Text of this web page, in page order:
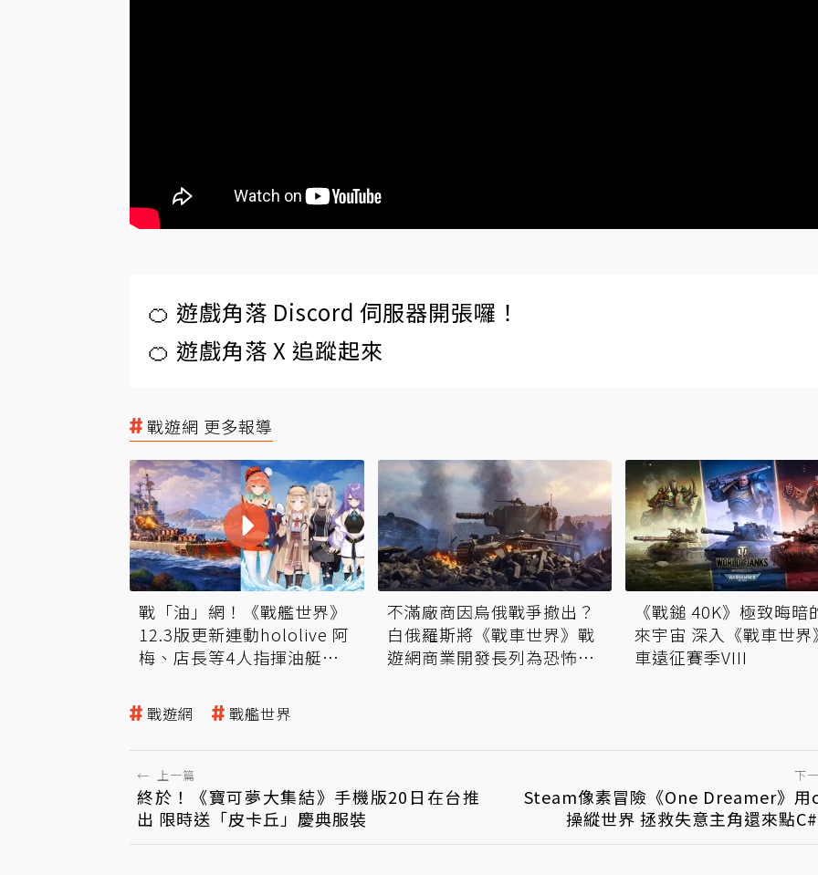
🍊 遊戲角落 Discord 伺服器開張囉！
🍊 遊戲角落 X 追蹤起來
戰遊網 更多報導
戰「油」網！《戰艦世界》
12.3版更新連動hololive 阿
梅、店長等4人指揮油艇出
不滿廠商因烏俄戰爭撤出？
白俄羅斯將《戰車世界》戰
遊網商業開發長列為恐怖份
《戰鎚 40K》極致晦暗
來宇宙 深入《戰車世界
車遠征賽季VIII
戰遊網 戰艦世界
← 上一篇
終於！《寶可夢大集結》手機版20日在台推
出 限時送「皮卡丘」慶典服裝
下
Steam像素冒險《One Dreamer》用
操縱世界 拯救失意主角還來點